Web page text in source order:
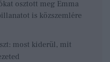
osztott meg Emma
is közszemlére
most kiderül, mit